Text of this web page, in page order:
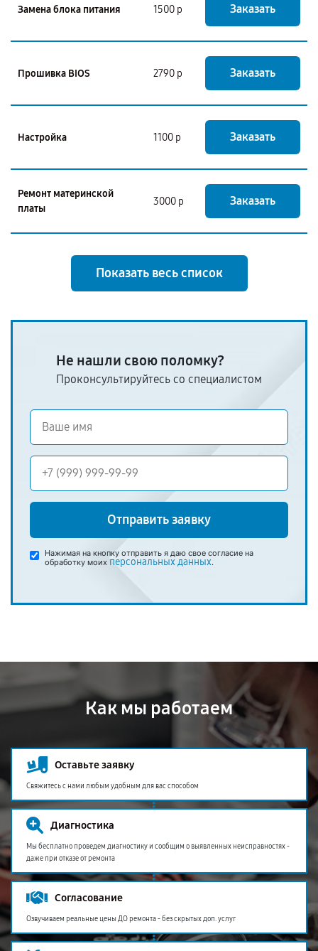
Замена блока питания 1500 р Заказать
Прошивка BIOS 2790 р Заказать
Настройка 1100 р Заказать
Ремонт материнской
платы
3000 р Заказать
Показать весь список
Не нашли свою поломку?
Проконсультируйтесь со специалистом
Отправить заявку
Нажимая на кнопку отправить я даю свое согласие на
обработку моих персональных данных.
Как мы работаем
Оставьте заявку
Свяжитесь с нами любым удобным для вас способом
Диагностика
Мы бесплатно проведем диагностику и сообщим о выявленных неисправностях -
даже при отказе от ремонта
Согласование
Озвучиваем реальные цены ДО ремонта - без скрытых доп. услуг